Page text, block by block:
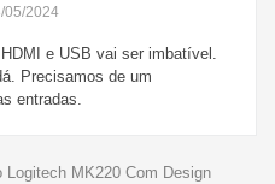
05/2024
e USB vai ser imbatível.
Precisamos de um
entradas.
MK220 Com Design